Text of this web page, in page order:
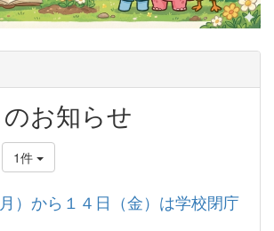
お知らせ
1件
）から１４日（金）は学校閉庁